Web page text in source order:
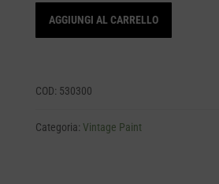
500ml
AGGIUNGI AL CARRELLO
COD: 530300
Categoria: Vintage Paint